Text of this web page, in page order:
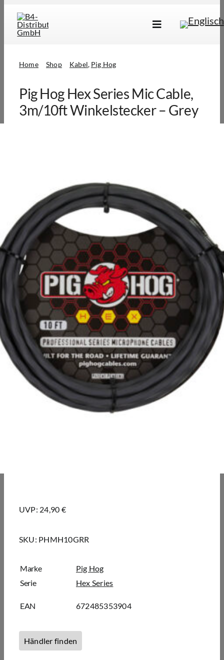
content
Toggle
Händlersuche
Über Uns
Home Shop Kabel Pig Hog
Pig Hog Hex Series Mic Cable,
3m/10ft Winkelstecker – Grey
UVP: 24,90 €
SKU: PHMH10GRR
Marke
Pig Hog
Serie
Hex Series
EAN 672485353904
Händler finden